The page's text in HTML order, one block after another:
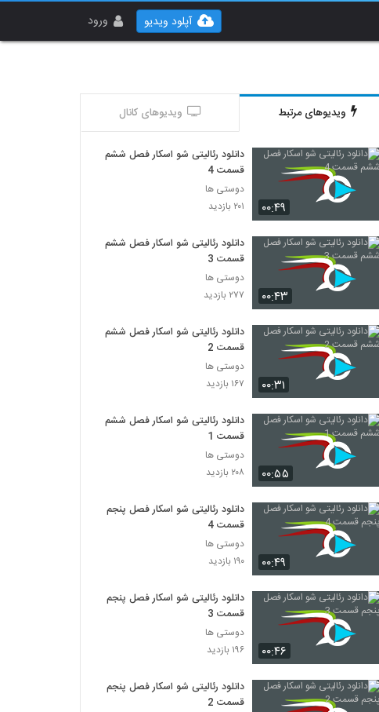
ورود آپلود ویدیو
ویدیوهای مرتبط ویدیوهای کانال
۰۰:۴۹
دانلود رئالیتی شو اسکار فصل ششم
قسمت 4
دوستی ها
۲۰۱ بازدید
۰۰:۴۳
دانلود رئالیتی شو اسکار فصل ششم
قسمت 3
دوستی ها
۲۷۷ بازدید
۰۰:۳۱
دانلود رئالیتی شو اسکار فصل ششم
قسمت 2
دوستی ها
۱۶۷ بازدید
۰۰:۵۵
دانلود رئالیتی شو اسکار فصل ششم
قسمت 1
دوستی ها
۲۰۸ بازدید
۰۰:۴۹
دانلود رئالیتی شو اسکار فصل پنجم
قسمت 4
دوستی ها
۱۹۰ بازدید
۰۰:۴۶
دانلود رئالیتی شو اسکار فصل پنجم
قسمت 3
دوستی ها
۱۹۶ بازدید
دانلود رئالیتی شو اسکار فصل پنجم
قسمت 2